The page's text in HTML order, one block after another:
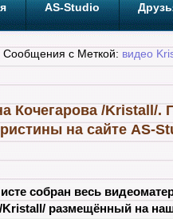
AS-Studio
ТОП
Сообщения с Меткой: видео
Кочегарова /Kristall/.
на сайте AS-
собран весь
Kristall/ размещённый на